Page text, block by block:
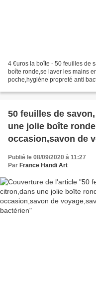
4 €uros la boîte - 50 feuilles de
boîte ronde,se laver les mains
poche,hygiène propreté anti
50 feuilles de
une jolie boîte
occasion,savon de
Publié le 08/09/2020 à 11:27
Par France Handi Art